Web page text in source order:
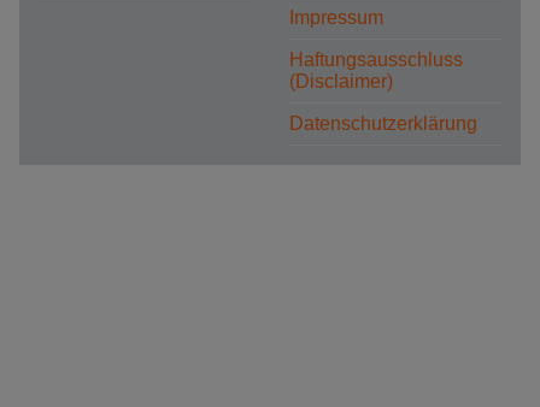
Impressum
Haftungsausschluss
(Disclaimer)
Datenschutzerklärung